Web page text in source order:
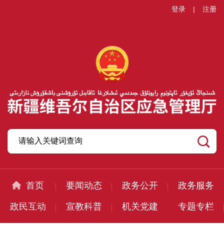
登录 | 注册
首页 要闻动态 政务公开 政务服务
政民互动 宣教科普 机关党建 专题专栏